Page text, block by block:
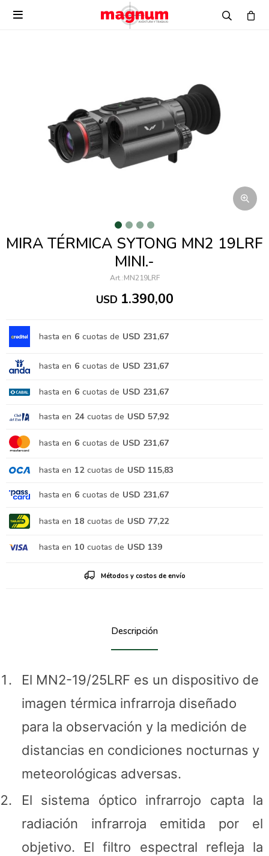

MIRA TÉRMICA SYTONG MN2 19LRF
MINI.-
MN219LRF
USD 1.390,00
hasta en 6 cuotas de USD 231,67
hasta en 6 cuotas de USD 231,67
hasta en 6 cuotas de USD 231,67
hasta en 24 cuotas de USD 57,92
hasta en 6 cuotas de USD 231,67
hasta en 12 cuotas de USD 115,83
hasta en 6 cuotas de USD 231,67
hasta en 18 cuotas de USD 77,22
hasta en 10 cuotas de USD 139
Métodos y costos de envío
Descripción
El MN2-19/25LRF es un dispositivo de
imagen térmica infrarroja diseñado
para la observación y la medición de
distancias en condiciones nocturnas y
meteorológicas adversas.
El sistema óptico infrarrojo capta la
radiación infrarroja emitida por el
objetivo. El filtro espectral refleja la